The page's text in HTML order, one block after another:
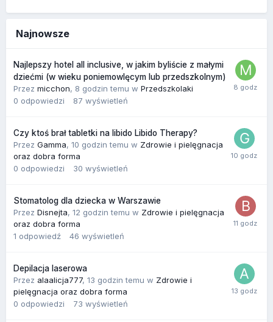
Najnowsze
Najlepszy hotel all inclusive, w jakim byliście z małymi
dziećmi (w wieku poniemowlęcym lub przedszkolnym)
Przez micchon, 8 godzin temu w Przedszkolaki
0 odpowiedzi 87 wyświetleń
Czy ktoś brał tabletki na libido Libido Therapy?
Przez Gamma, 10 godzin temu w Zdrowie i pielęgnacja
oraz dobra forma
0 odpowiedzi 30 wyświetleń
Stomatolog dla dziecka w Warszawie
Przez Disnejta, 12 godzin temu w Zdrowie i pielęgnacja
oraz dobra forma
1 odpowiedź 46 wyświetleń
Depilacja laserowa
Przez alaalicja777, 13 godzin temu w Zdrowie i
pielęgnacja oraz dobra forma
0 odpowiedzi 73 wyświetleń